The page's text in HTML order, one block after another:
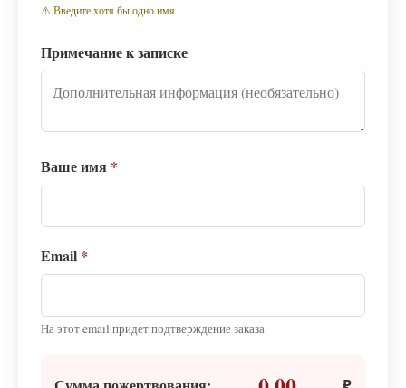
⚠️ Введите хотя бы одно имя
Примечание к записке
Ваше имя *
Email *
На этот email придет подтверждение заказа